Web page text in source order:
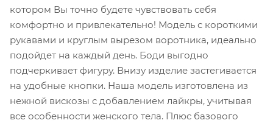
котором Вы точно будете чувствовать себя
комфортно и привлекательно! Модель с короткими
рукавами и круглым вырезом воротника, идеально
подойдет на каждый день. Боди выгодно
подчеркивает фигуру. Внизу изделие застегивается
на удобные кнопки. Наша модель изготовлена из
нежной вискозы с добавлением лайкры, учитывая
все особенности женского тела. Плюс базового